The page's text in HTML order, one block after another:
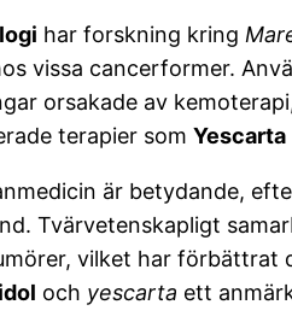
har forskning kring
vissa cancerformer.
orsakade av
terapier somYescarta
är betydande,
Tvärvetenskapligt
vilket har
och yescarta ett